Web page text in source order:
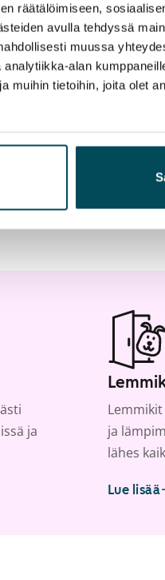
räätälöimiseen,
avulla tehdyssä
muussa
alan
muihin tietoihin, joita olet
ja
ja
lähes
Lue lisää